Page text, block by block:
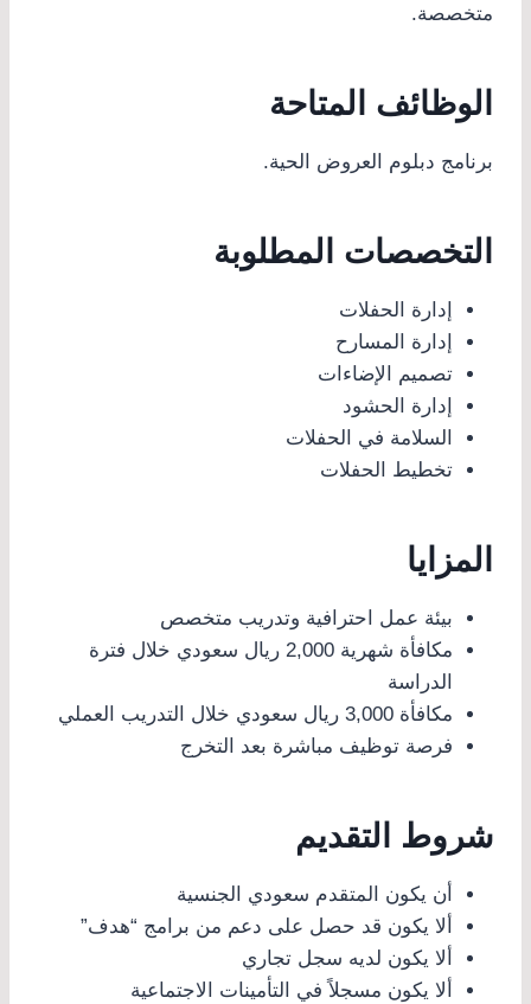
متخصصة.
الوظائف المتاحة
برنامج دبلوم العروض الحية.
التخصصات المطلوبة
إدارة الحفلات
إدارة المسارح
تصميم الإضاءات
إدارة الحشود
السلامة في الحفلات
تخطيط الحفلات
المزايا
بيئة عمل احترافية وتدريب متخصص
مكافأة شهرية 2,000 ريال سعودي خلال فترة
الدراسة
مكافأة 3,000 ريال سعودي خلال التدريب العملي
فرصة توظيف مباشرة بعد التخرج
شروط التقديم
أن يكون المتقدم سعودي الجنسية
ألا يكون قد حصل على دعم من برامج “هدف”
ألا يكون لديه سجل تجاري
ألا يكون مسجلاً في التأمينات الاجتماعية